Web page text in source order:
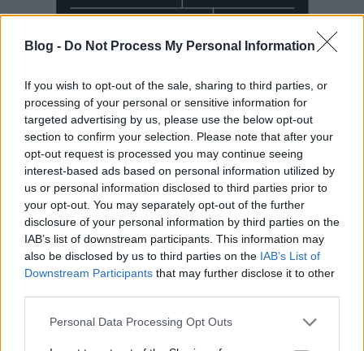
Blog - Do Not Process My Personal Information
If you wish to opt-out of the sale, sharing to third parties, or
processing of your personal or sensitive information for
targeted advertising by us, please use the below opt-out
section to confirm your selection. Please note that after your
opt-out request is processed you may continue seeing
interest-based ads based on personal information utilized by
us or personal information disclosed to third parties prior to
your opt-out. You may separately opt-out of the further
disclosure of your personal information by third parties on the
IAB’s list of downstream participants. This information may
also be disclosed by us to third parties on the IAB’s List of
Downstream Participants that may further disclose it to other
Please note that this website/app uses one or more Google
Personal Data Processing Opt Outs
Mai Manó Ház a
Facebookon
Mai Manó Ház a
YouTubeon